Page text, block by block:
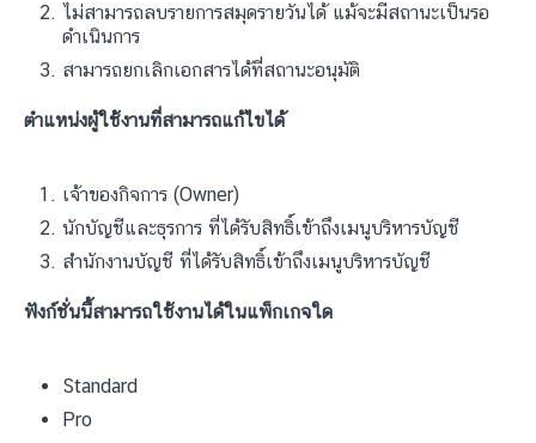
ไม่สามารถลบรายการสมุดรายวันได้ แม้จะมีสถานะเป็นรอ
ดำเนินการ
สามารถยกเลิกเอกสารได้ที่สถานะอนุมัติ
ตำแหน่งผู้ใช้งานที่สามารถแก้ไขได้
เจ้าของกิจการ (Owner)
นักบัญชีและธุรการ ที่ได้รับสิทธิ์เข้าถึงเมนูบริหารบัญชี
สำนักงานบัญชี ที่ได้รับสิทธิ์เข้าถึงเมนูบริหารบัญชี
ฟังก์ชั่นนี้สามารถใช้งานได้ในแพ็กเกจใด
Standard
Pro